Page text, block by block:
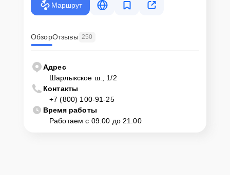
Маршрут
ОбзорОтзывы 250
Адрес
Шарлыкское ш., 1/2
Контакты
+7 (800) 100-91-25
Время работы
Работаем с 09:00 до 21:00